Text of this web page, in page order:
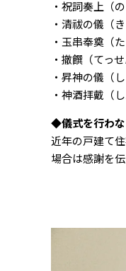
・祝詞奏上（
・清祓の儀（
・玉串奉奠（
・撤饌（
・昇神の儀（
・神酒拝戴（
◆儀式を行わな
近年の戸建て
場合は感謝を